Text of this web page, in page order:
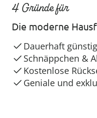
4 Gründe für
Die moderne
Dauerhaft
Schnäppchen &
Kostenlose
Geniale und